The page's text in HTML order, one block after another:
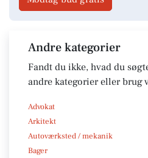
Andre kategorier
Fandt du ikke, hvad du
andre kategorier eller brug
Advokat
Arkitekt
Autoværksted / mekanik
Bager